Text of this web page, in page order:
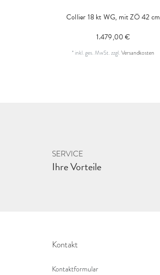
Collier 18 kt WG, mit ZÖ 42 cm
1.479,00 €
* inkl. ges. MwSt.zzgl.Versandkosten
SERVICE
Ihre Vorteile
Kontakt
Kontaktformular